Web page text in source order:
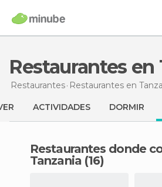
Restaurantes
Restaurantes Restaurantes en
ACTIVIDADES DORMIR
Restaurantes donde comer en
Tanzania (16)